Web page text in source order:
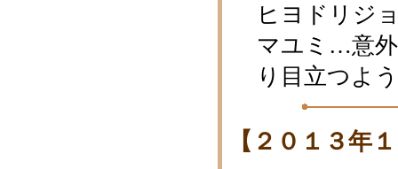
ヒヨドリジ
マユミ…意
り目立つよ
【２０１３年